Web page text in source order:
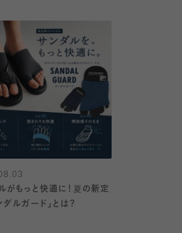
がもっと快適に！夏の新定
ダルガード」とは？